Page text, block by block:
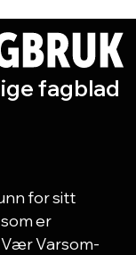
fagblad
for sitt
er
Varsom-